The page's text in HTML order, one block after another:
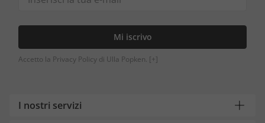
Mi iscrivo
Accetto la Privacy Policy di Ulla Popken. [+]
I nostri servizi